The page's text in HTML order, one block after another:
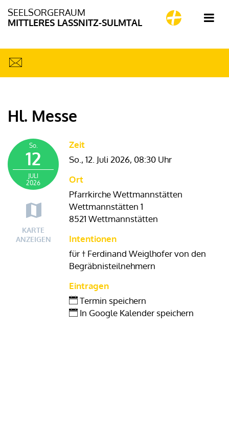
SEELSORGERAUM
MITTLERES LASSNITZ-SULMTAL
Hl. Messe
So.
12
JULI
2026
KARTE
ANZEIGEN
Zeit
So., 12. Juli 2026, 08:30 Uhr
Ort
Pfarrkirche Wettmannstätten
Wettmannstätten 1
8521 Wettmannstätten
Intentionen
für † Ferdinand Weiglhofer von den
Begräbnisteilnehmern
Eintragen
Termin speichern
In Google Kalender speichern